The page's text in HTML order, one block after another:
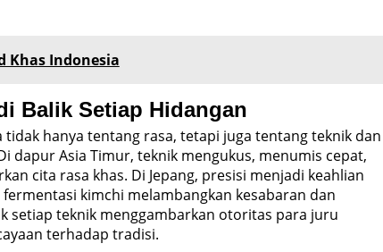
Khas Indonesia
Balik Setiap Hidangan
tidak hanya tentang rasa, tetapi juga tentang teknik dan
dapur Asia Timur, teknik mengukus, menumis cepat,
cita rasa khas. Di Jepang, presisi menjadi keahlian
kimchi melambangkan kesabaran dan
setiap teknik menggambarkan otoritas para juru
terhadap tradisi.